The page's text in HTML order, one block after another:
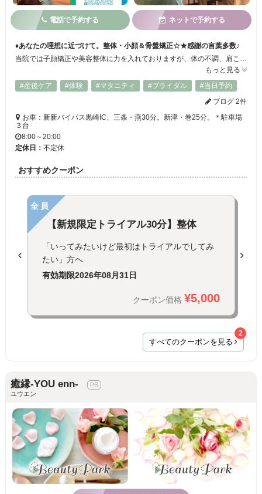
電話で予約する ネットで予約する
♦あなたの理想に近づけて。整体・小顔＆骨盤矯正☆★感謝の言葉多数♪
当院では子顔矯正や美容整体に力を入れておりますが、体の不調、肩こり腰痛などの症状にも対応しております☆“長年の不調が当院に通ったら治った”と喜ばしいお言葉も頂きました♪優しく明るいオーナーは治療に関して一生懸命で熱心に取り組む大人気の先生です☆感謝のきもちと、丁寧・安心を心掛け「笑顔」になっていただけるように努めます！
もっと見る
#産後ケア
#体験 #マタニティ #ブライダル
#当日予約
ブログ 2件
お車：新新バイパス黒崎IC、三条・燕30分。新津・巻25分。＊駐車場
３台
8:00～20:00
定休日： 不定休
おすすめクーポン
全員
【新規限定トライアル30分】整体
「いってみたいけど最初はトライアルでしてみ
たい」方へ
有効期限2026年08月31日
クーポン価格 ¥5,000
すべてのクーポンを見る
2
癒縁-YOU enn-
ユウエン